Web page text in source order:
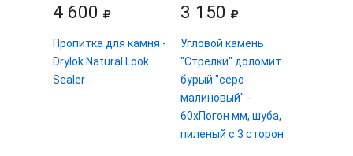
4 600
Пропитка для камня -
Drylok Natural Look
Sealer
3 150
Угловой камень
"Стрелки" доломит
бурый "серо-
малиновый" -
60хПогон мм, шуба,
пиленый с 3 сторон